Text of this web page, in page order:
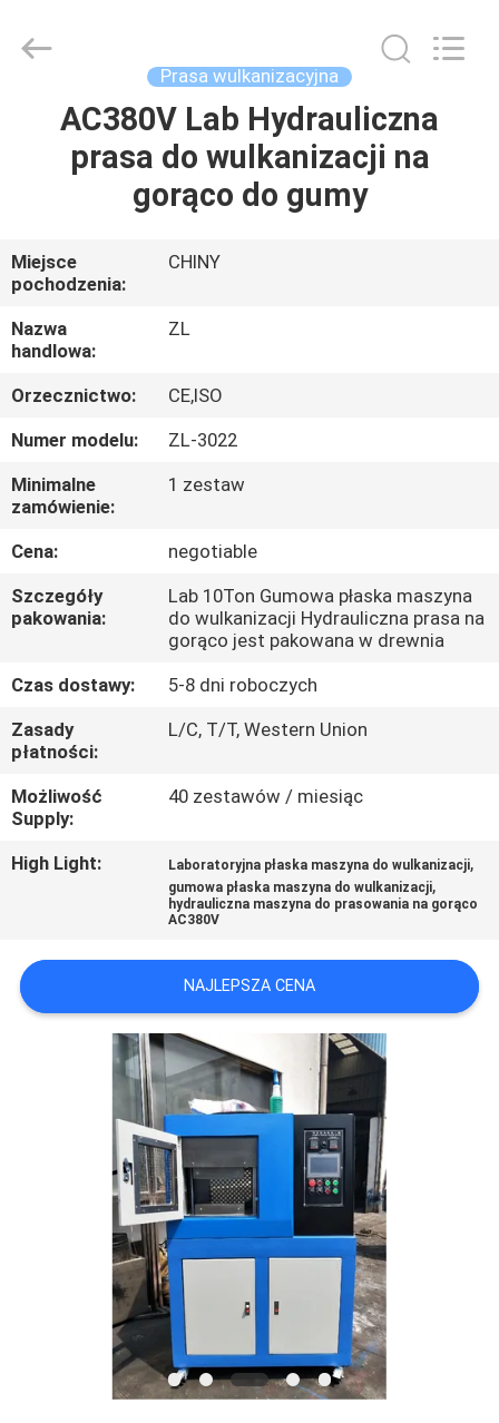
DOM
PRODUKTY
FILMY
O
NAS
WYCIECZKA
PO
FABRYCE
KONTROLA
JAKOŚCI
SKONTAKTUJ
SIĘ
Z
NAMI
AKTUALNOŚCI
POPROSIĆ
WYCENĘ
SITEMAP
PRIVACY
Technology
Prasa wulkanizacyjna
AC380V Lab Hydrauliczna
prasa do wulkanizacji na
gorąco do gumy
Miejsce
pochodzenia:
CHINY
Nazwa
handlowa:
ZL
Orzecznictwo:
CE,ISO
Numer modelu:
ZL-3022
Minimalne
zamówienie:
1 zestaw
Cena:
negotiable
Szczegóły
pakowania:
Lab 10Ton Gumowa płaska maszyna
do wulkanizacji Hydrauliczna prasa na
gorąco jest pakowana w drewnia
Czas dostawy:
5-8 dni roboczych
Zasady
płatności:
L/C, T/T, Western Union
Możliwość
Supply:
40 zestawów / miesiąc
High Light: Laboratoryjna płaska maszyna do wulkanizacji,
gumowa płaska maszyna do wulkanizacji,
hydrauliczna maszyna do prasowania na gorąco
AC380V
NAJLEPSZA CENA